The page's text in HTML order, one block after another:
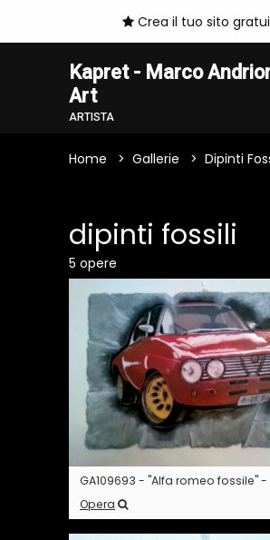
Crea il tuo sito
Kapret - Marco
Art
ARTISTA
Home Gallerie Dipinti
GA109693 - "Alfa romeo fossile" -
Opera
dipinti fossili
5 opere